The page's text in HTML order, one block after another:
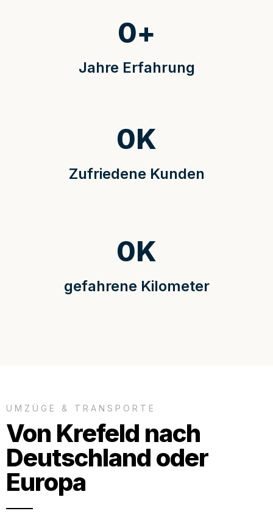
Jahre Erfahrung
0+
Zufriedene Kunden
0K
gefahrene Kilometer
0K
UMZÜGE & TRANSPORTE
Von Krefeld nach
Deutschland oder
Europa